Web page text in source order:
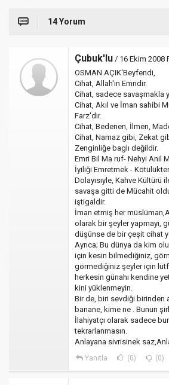
14 Yorum
Çubuk'lu / 16 Ekim 2008
OSMAN AÇIK'Beyfendi,
Cihat, Allah'ın Emridir.
Cihat, sadece savaşmakla
Cihat, Akıl ve İman sahibi
Farz'dır.
Cihat, Bedenen, İlmen,
Cihat, Namaz gibi, Zekat
Zenginliğe baglı değildir.
Emri Bil Ma ruf- Nehyi Anil
İyiliği Emretmek -
Dolayısıyle, Kahve Kültürü
savaşa gitti de Mücahit
iştigaldir.
İman etmiş her
olarak bir şeyler yapmayı,
düşünse de bir çeşit cihat
Ayrıca; Bu dünya da kim
için kesin bilmediğiniz,
görmediğiniz şeyler için
herkesin günahı kendine
kini yüklenmeyin.
Bir de, biri sevdiği birinden
banane, kime ne . Bunun
İlahiyatçı olarak sadece
tekrarlanmasın.
Anlayana sivrisinek
Yanıtla (0) (0)